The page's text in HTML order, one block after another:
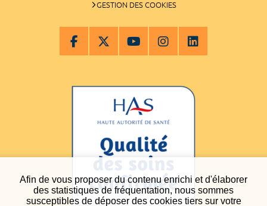
Afin de vous proposer du contenu enrichi et d'élaborer
des statistiques de fréquentation, nous sommes
susceptibles de déposer des cookies tiers sur votre
GESTION DES COOKIES